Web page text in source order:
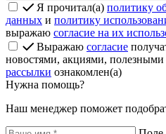
Я прочитал(а) политику
данных и политику
выражаю согласие на их
Выражаю согласие
новостями, акциями, полезными
рассылки ознакомлен(а)
Нужна помощь?
Наш менеджер поможет